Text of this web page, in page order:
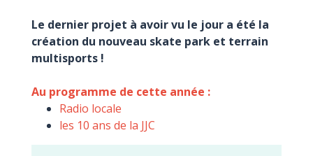
Le dernier projet à avoir vu le jour a été la
création du nouveau skate park et terrain
multisports !
Au programme de cette année :
Radio locale
les 10 ans de la JJC